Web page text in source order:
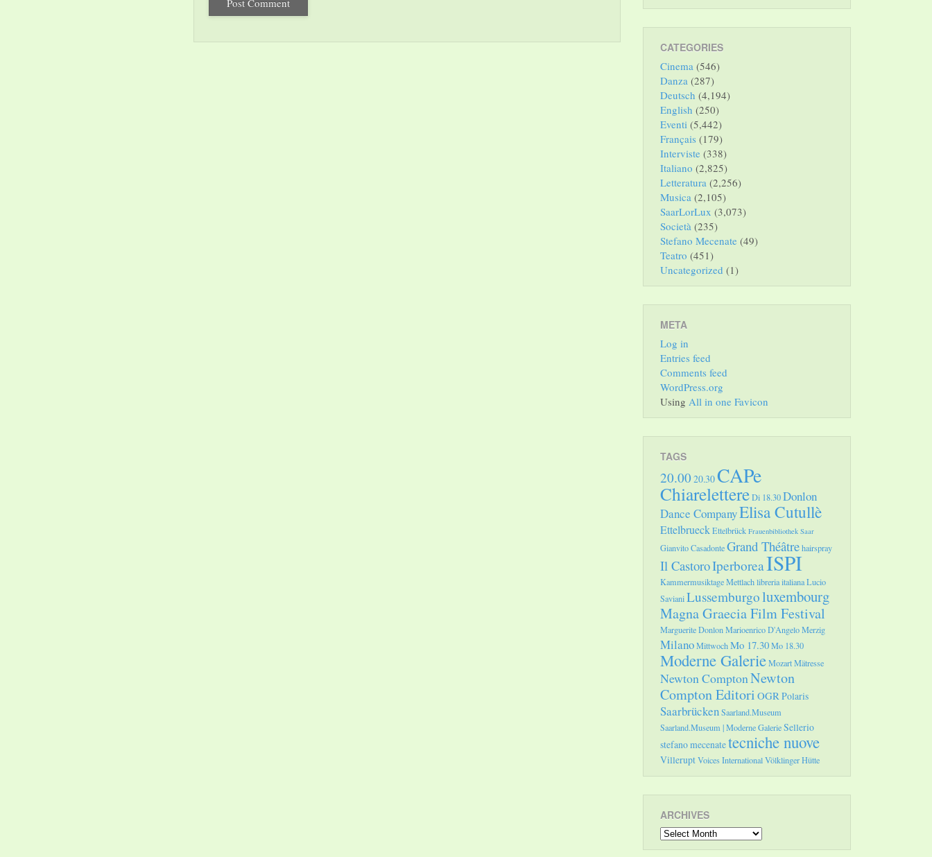
CATEGORIES
Cinema (546)
Danza (287)
Deutsch (4,194)
English (250)
Eventi (5,442)
Français (179)
Interviste (338)
Italiano (2,825)
Letteratura (2,256)
Musica (2,105)
SaarLorLux (3,073)
Società (235)
Stefano Mecenate (49)
Teatro (451)
Uncategorized (1)
META
Log in
Entries feed
Comments feed
WordPress.org
Using All in one Favicon
TAGS
20.00 20.30CAPe
ChiarelettereDi 18.30Donlon
Dance CompanyElisa Cutullè
EttelbrueckEttelbrück Frauenbibliothek Saar
Gianvito CasadonteGrand Théâtrehairspray
Il CastoroIperboreaISPI
Kammermusiktage Mettlachlibreria italianaLucio
SavianiLussemburgoluxembourg
Magna Graecia Film Festival
Marguerite DonlonMarioenrico D'AngeloMerzig
MilanoMittwochMo 17.30Mo 18.30
Moderne GalerieMozartMätresse
Newton ComptonNewton
Compton Editori OGRPolaris
SaarbrückenSaarland.Museum
Saarland.Museum | Moderne GalerieSellerio
stefano mecenatetecniche nuove
VilleruptVoices InternationalVölklinger Hütte
ARCHIVES
Archives